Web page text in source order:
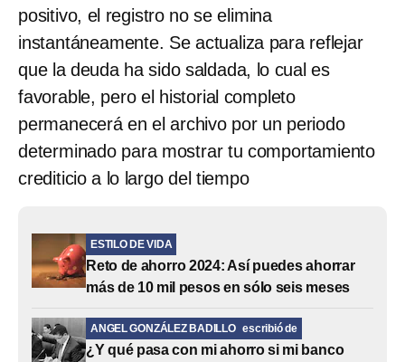
positivo, el registro no se elimina
instantáneamente. Se actualiza para reflejar
que la deuda ha sido saldada, lo cual es
favorable, pero el historial completo
permanecerá en el archivo por un periodo
determinado para mostrar tu comportamiento
crediticio a lo largo del tiempo
ESTILO DE VIDA
Reto de ahorro 2024: Así puedes ahorrar
más de 10 mil pesos en sólo seis meses
ANGEL GONZÁLEZ BADILLO escribió de
¿Y qué pasa con mi ahorro si mi banco